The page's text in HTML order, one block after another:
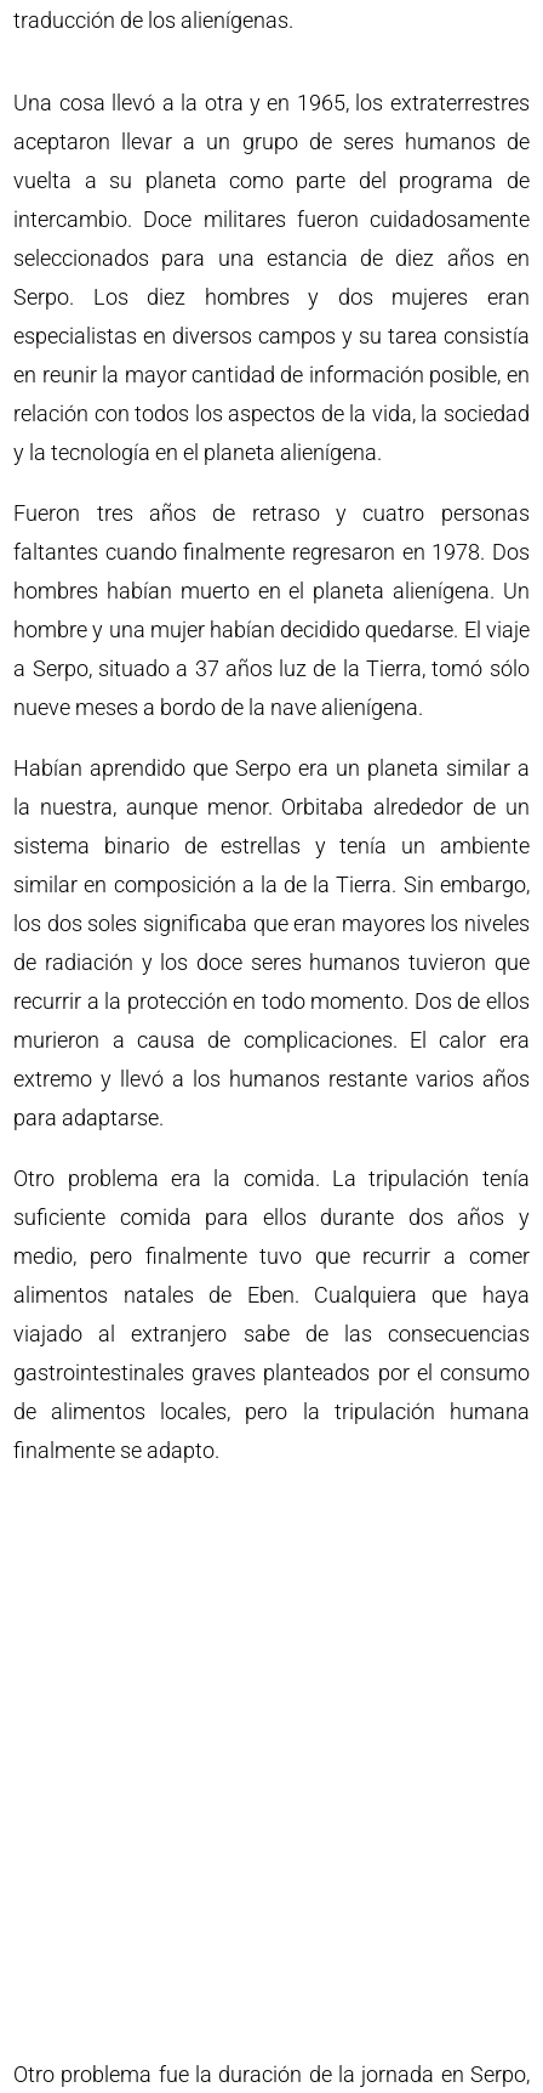
traducción de los alienígenas.
Una cosa llevó a la otra y en 1965, los extraterrestres
aceptaron llevar a un grupo de seres humanos de
vuelta a su planeta como parte del programa de
intercambio. Doce militares fueron cuidadosamente
seleccionados para una estancia de diez años en
Serpo. Los diez hombres y dos mujeres eran
especialistas en diversos campos y su tarea consistía
en reunir la mayor cantidad de información posible, en
relación con todos los aspectos de la vida, la sociedad
y la tecnología en el planeta alienígena.
Fueron tres años de retraso y cuatro personas
faltantes cuando finalmente regresaron en 1978. Dos
hombres habían muerto en el planeta alienígena. Un
hombre y una mujer habían decidido quedarse. El viaje
a Serpo, situado a 37 años luz de la Tierra, tomó sólo
nueve meses a bordo de la nave alienígena.
Habían aprendido que Serpo era un planeta similar a
la nuestra, aunque menor. Orbitaba alrededor de un
sistema binario de estrellas y tenía un ambiente
similar en composición a la de la Tierra. Sin embargo,
los dos soles significaba que eran mayores los niveles
de radiación y los doce seres humanos tuvieron que
recurrir a la protección en todo momento. Dos de ellos
murieron a causa de complicaciones. El calor era
extremo y llevó a los humanos restante varios años
para adaptarse.
Otro problema era la comida. La tripulación tenía
suficiente comida para ellos durante dos años y
medio, pero finalmente tuvo que recurrir a comer
alimentos natales de Eben. Cualquiera que haya
viajado al extranjero sabe de las consecuencias
gastrointestinales graves planteados por el consumo
de alimentos locales, pero la tripulación humana
finalmente se adapto.
Otro problema fue la duración de la jornada en Serpo,